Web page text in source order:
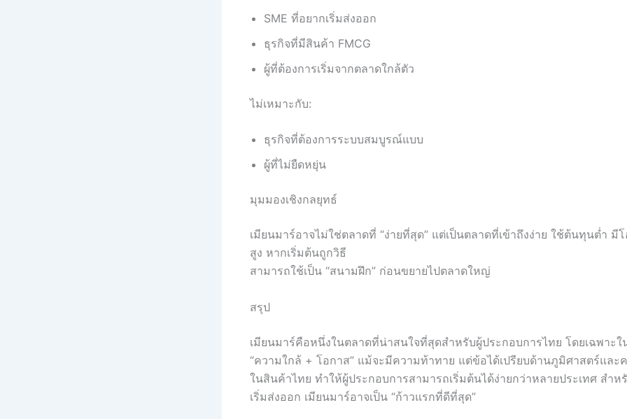
SME ที่อยากเริ่มส่งออก
ธุรกิจที่มีสินค้า FMCG
ผู้ที่ต้องการเริ่มจากตลาดใกล้ตัว
ไม่เหมาะกับ:
ธุรกิจที่ต้องการระบบสมบูรณ์แบบ
ผู้ที่ไม่ยืดหยุ่น
มุมมองเชิงกลยุทธ์
เมียนมาร์อาจไม่ใช่ตลาดที่ “ง่ายที่สุด” แต่เป็นตลาดที่เข้าถึงง่าย ใช้ต้นทุนต่ำ มี
สูง หากเริ่มต้นถูกวิธี
สามารถใช้เป็น “สนามฝึก” ก่อนขยายไปตลาดใหญ่
สรุป
เมียนมาร์คือหนึ่งในตลาดที่น่าสนใจที่สุดสำหรับผู้ประกอบการไทย โดยเฉพาะ
“ความใกล้ + โอกาส” แม้จะมีความท้าทาย แต่ข้อได้เปรียบด้านภูมิศาสตร์และ
ในสินค้าไทย ทำให้ผู้ประกอบการสามารถเริ่มต้นได้ง่ายกว่าหลายประเทศ สำ
เริ่มส่งออก เมียนมาร์อาจเป็น “ก้าวแรกที่ดีที่สุด”